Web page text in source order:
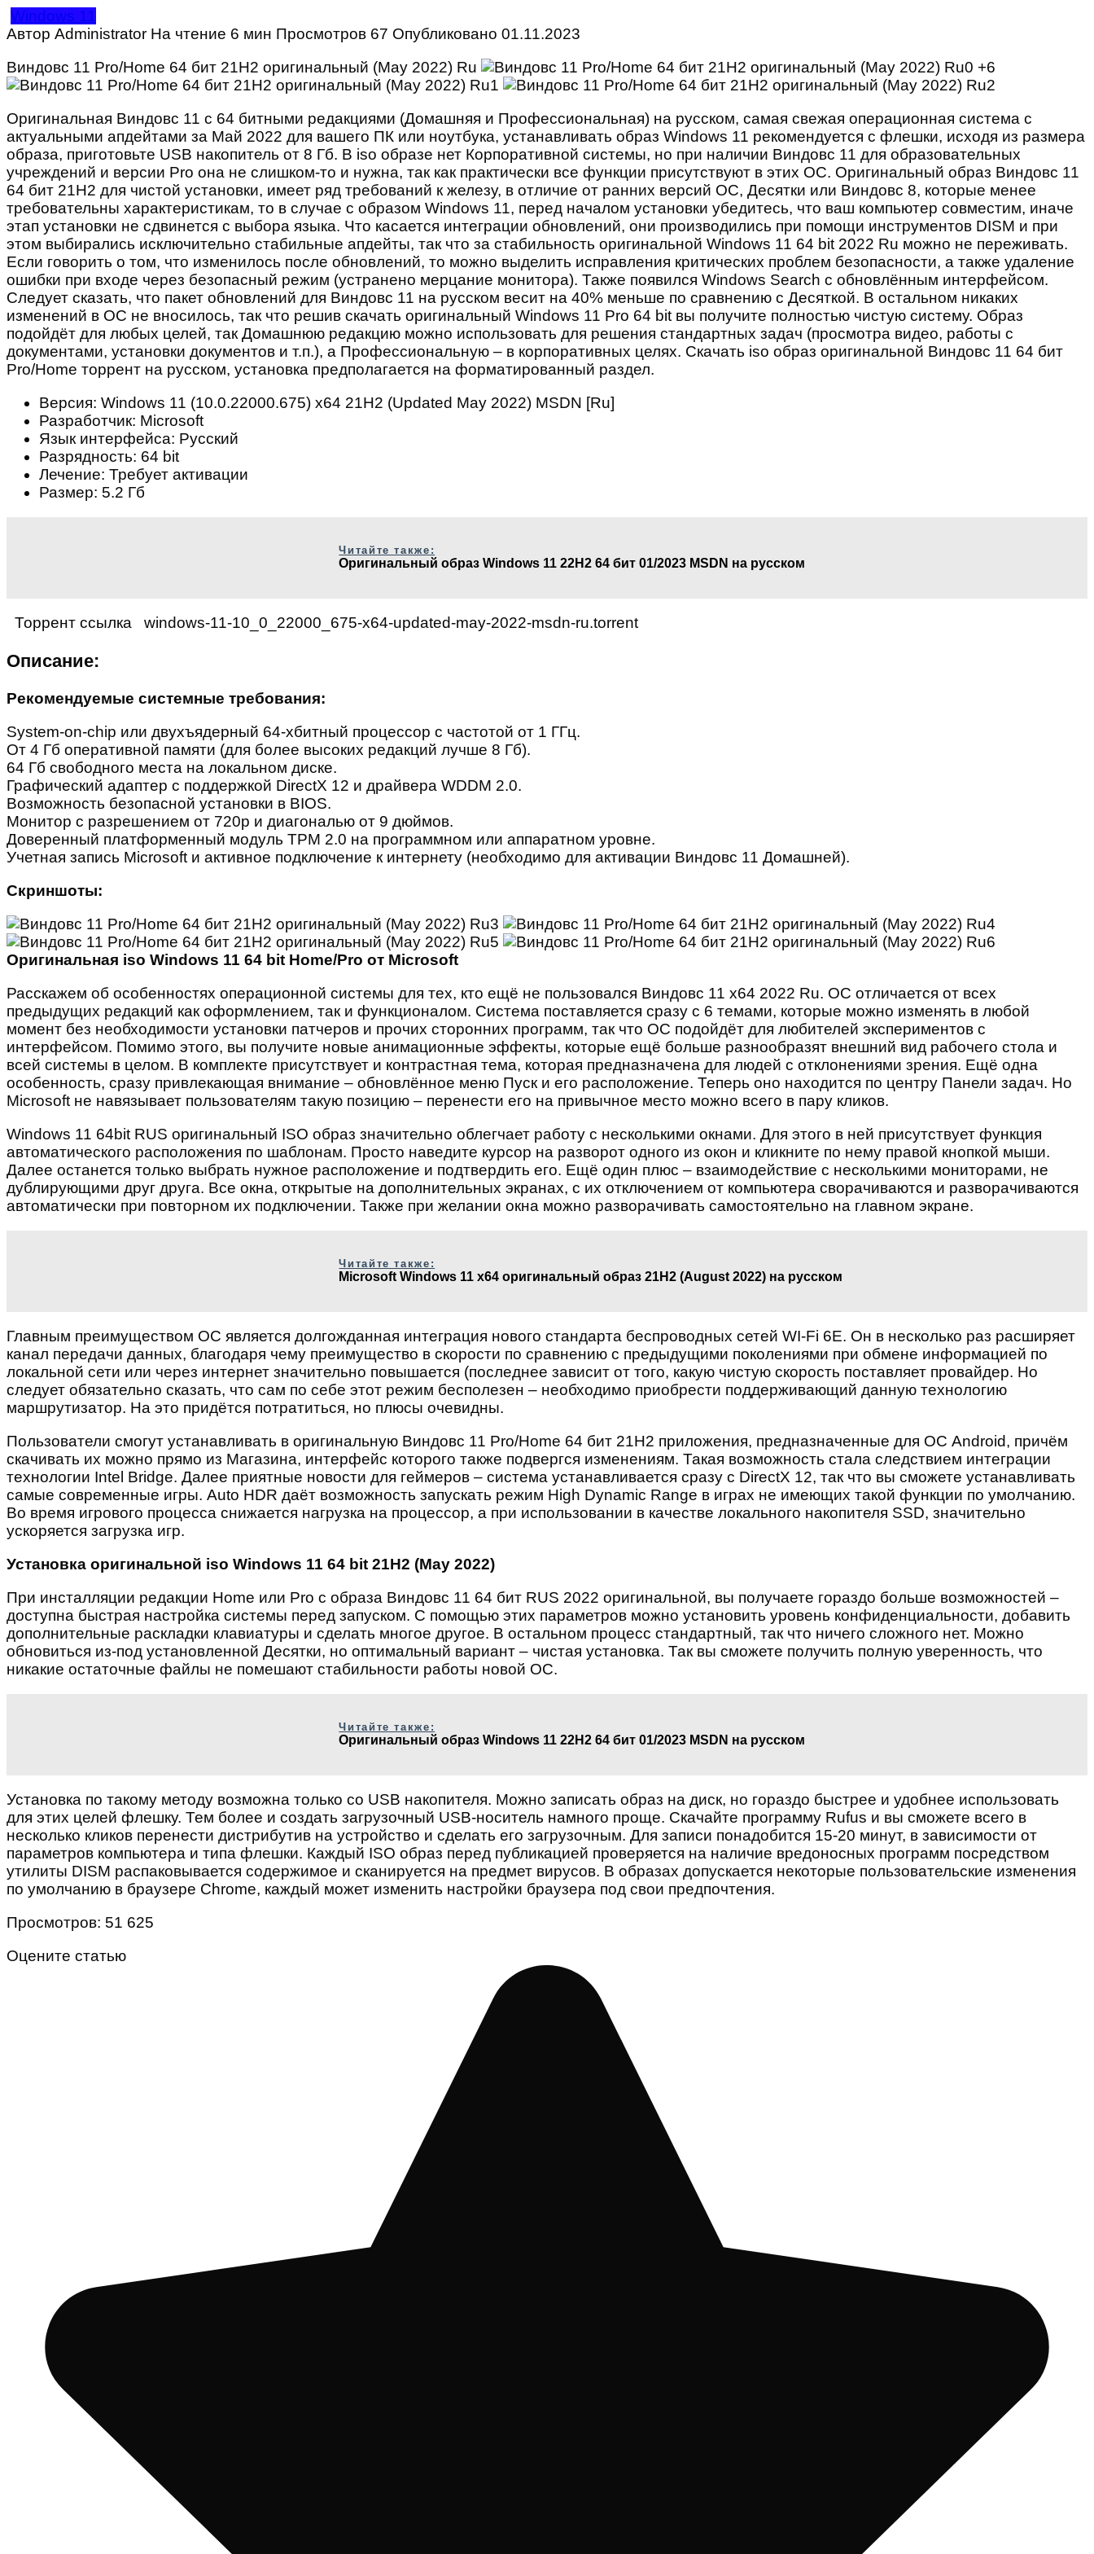
Windows 11
Автор Administrator На чтение 6 мин Просмотров 67 Опубликовано 01.11.2023
Виндовс 11 Pro/Home 64 бит 21H2 оригинальный (May 2022) Ru
+6
Оригинальная Виндовс 11 с 64 битными редакциями (Домашняя и Профессиональная) на русском, самая свежая операционная система с
актуальными апдейтами за Май 2022 для вашего ПК или ноутбука, устанавливать образ Windows 11 рекомендуется с флешки, исходя из размера
образа, приготовьте USB накопитель от 8 Гб. В iso образе нет Корпоративной системы, но при наличии Виндовс 11 для образовательных
учреждений и версии Pro она не слишком-то и нужна, так как практически все функции присутствуют в этих ОС. Оригинальный образ Виндовс 11
64 бит 21H2 для чистой установки, имеет ряд требований к железу, в отличие от ранних версий ОС, Десятки или Виндовс 8, которые менее
требовательны характеристикам, то в случае с образом Windows 11, перед началом установки убедитесь, что ваш компьютер совместим, иначе
этап установки не сдвинется с выбора языка. Что касается интеграции обновлений, они производились при помощи инструментов DISM и при
этом выбирались исключительно стабильные апдейты, так что за стабильность оригинальной Windows 11 64 bit 2022 Ru можно не переживать.
Если говорить о том, что изменилось после обновлений, то можно выделить исправления критических проблем безопасности, а также удаление
ошибки при входе через безопасный режим (устранено мерцание монитора). Также появился Windows Search с обновлённым интерфейсом.
Следует сказать, что пакет обновлений для Виндовс 11 на русском весит на 40% меньше по сравнению с Десяткой. В остальном никаких
изменений в ОС не вносилось, так что решив скачать оригинальный Windows 11 Pro 64 bit вы получите полностью чистую систему. Образ
подойдёт для любых целей, так Домашнюю редакцию можно использовать для решения стандартных задач (просмотра видео, работы с
документами, установки документов и т.п.), а Профессиональную – в корпоративных целях. Скачать iso образ оригинальной Виндовс 11 64 бит
Pro/Home торрент на русском, установка предполагается на форматированный раздел.
Версия: Windows 11 (10.0.22000.675) x64 21H2 (Updated May 2022) MSDN [Ru]
Разработчик: Microsoft
Язык интерфейса: Русский
Разрядность: 64 bit
Лечение: Требует активации
Размер: 5.2 Гб
Читайте также:
Оригинальный образ Windows 11 22H2 64 бит 01/2023 MSDN на русском
Торрент ссылка windows-11-10_0_22000_675-x64-updated-may-2022-msdn-ru.torrent
Описание:
Рекомендуемые системные требования:
System-on-chip или двухъядерный 64-хбитный процессор с частотой от 1 ГГц.
От 4 Гб оперативной памяти (для более высоких редакций лучше 8 Гб).
64 Гб свободного места на локальном диске.
Графический адаптер с поддержкой DirectX 12 и драйвера WDDM 2.0.
Возможность безопасной установки в BIOS.
Монитор с разрешением от 720p и диагональю от 9 дюймов.
Доверенный платформенный модуль TPM 2.0 на программном или аппаратном уровне.
Учетная запись Microsoft и активное подключение к интернету (необходимо для активации Виндовс 11 Домашней).
Скриншоты:
Оригинальная iso Windows 11 64 bit Home/Pro от Microsoft
Расскажем об особенностях операционной системы для тех, кто ещё не пользовался Виндовс 11 x64 2022 Ru. ОС отличается от всех
предыдущих редакций как оформлением, так и функционалом. Система поставляется сразу с 6 темами, которые можно изменять в любой
момент без необходимости установки патчеров и прочих сторонних программ, так что ОС подойдёт для любителей экспериментов с
интерфейсом. Помимо этого, вы получите новые анимационные эффекты, которые ещё больше разнообразят внешний вид рабочего стола и
всей системы в целом. В комплекте присутствует и контрастная тема, которая предназначена для людей с отклонениями зрения. Ещё одна
особенность, сразу привлекающая внимание – обновлённое меню Пуск и его расположение. Теперь оно находится по центру Панели задач. Но
Microsoft не навязывает пользователям такую позицию – перенести его на привычное место можно всего в пару кликов.
Windows 11 64bit RUS оригинальный ISO образ значительно облегчает работу с несколькими окнами. Для этого в ней присутствует функция
автоматического расположения по шаблонам. Просто наведите курсор на разворот одного из окон и кликните по нему правой кнопкой мыши.
Далее останется только выбрать нужное расположение и подтвердить его. Ещё один плюс – взаимодействие с несколькими мониторами, не
дублирующими друг друга. Все окна, открытые на дополнительных экранах, с их отключением от компьютера сворачиваются и разворачиваются
автоматически при повторном их подключении. Также при желании окна можно разворачивать самостоятельно на главном экране.
Читайте также:
Microsoft Windows 11 x64 оригинальный образ 21H2 (August 2022) на русском
Главным преимуществом ОС является долгожданная интеграция нового стандарта беспроводных сетей WI-Fi 6E. Он в несколько раз расширяет
канал передачи данных, благодаря чему преимущество в скорости по сравнению с предыдущими поколениями при обмене информацией по
локальной сети или через интернет значительно повышается (последнее зависит от того, какую чистую скорость поставляет провайдер. Но
следует обязательно сказать, что сам по себе этот режим бесполезен – необходимо приобрести поддерживающий данную технологию
маршрутизатор. На это придётся потратиться, но плюсы очевидны.
Пользователи смогут устанавливать в оригинальную Виндовс 11 Pro/Home 64 бит 21H2 приложения, предназначенные для ОС Android, причём
скачивать их можно прямо из Магазина, интерфейс которого также подвергся изменениям. Такая возможность стала следствием интеграции
технологии Intel Bridge. Далее приятные новости для геймеров – система устанавливается сразу с DirectX 12, так что вы сможете устанавливать
самые современные игры. Auto HDR даёт возможность запускать режим High Dynamic Range в играх не имеющих такой функции по умолчанию.
Во время игрового процесса снижается нагрузка на процессор, а при использовании в качестве локального накопителя SSD, значительно
ускоряется загрузка игр.
Установка оригинальной iso Windows 11 64 bit 21H2 (May 2022)
При инсталляции редакции Home или Pro c образа Виндовс 11 64 бит RUS 2022 оригинальной, вы получаете гораздо больше возможностей –
доступна быстрая настройка системы перед запуском. С помощью этих параметров можно установить уровень конфиденциальности, добавить
дополнительные раскладки клавиатуры и сделать многое другое. В остальном процесс стандартный, так что ничего сложного нет. Можно
обновиться из-под установленной Десятки, но оптимальный вариант – чистая установка. Так вы сможете получить полную уверенность, что
никакие остаточные файлы не помешают стабильности работы новой ОС.
Читайте также:
Оригинальный образ Windows 11 22H2 64 бит 01/2023 MSDN на русском
Установка по такому методу возможна только со USB накопителя. Можно записать образ на диск, но гораздо быстрее и удобнее использовать
для этих целей флешку. Тем более и создать загрузочный USB-носитель намного проще. Скачайте программу Rufus и вы сможете всего в
несколько кликов перенести дистрибутив на устройство и сделать его загрузочным. Для записи понадобится 15-20 минут, в зависимости от
параметров компьютера и типа флешки. Каждый ISO образ перед публикацией проверяется на наличие вредоносных программ посредством
утилиты DISM распаковывается содержимое и сканируется на предмет вирусов. В образах допускается некоторые пользовательские изменения
по умолчанию в браузере Chrome, каждый может изменить настройки браузера под свои предпочтения.
Просмотров: 51 625
Оцените статью